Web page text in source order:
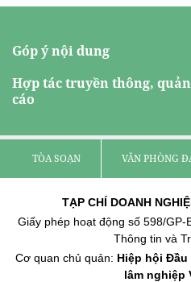
Góp ý nội dung
Hợp tác truyền thông,
cáo
TÒA SOẠN VĂN PHÒNG
TẠP CHÍ DOANH
Giấy phép hoạt động số 598/
Thông tin và
Cơ quan chủ quản: Hiệp hội
lâm nghiệp